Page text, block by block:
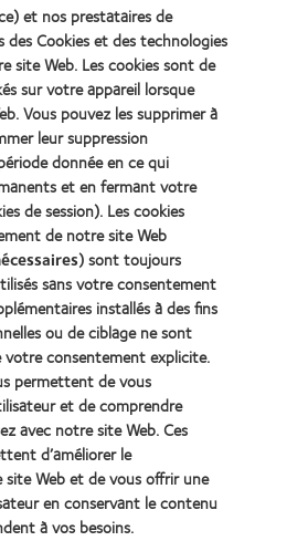
non plus de tenir vos lunettes, aucun risque
qu’elles tombent… vous n’en portez plus !
et nos prestataires de
des Cookies et des technologies
site Web. Les cookies sont de
sur votre appareil lorsque
Vous pouvez les supprimer à
leur suppression
donnée en ce qui
et en fermant votre
de session). Les cookies
de notre site Web
) sont toujours
sans votre consentement
installés à des fins
ou de ciblage ne sont
votre consentement explicite.
permettent de vous
et de comprendre
avec notre site Web. Ces
d’améliorer le
Web et de vous offrir une
en conservant le contenu
à vos besoins.